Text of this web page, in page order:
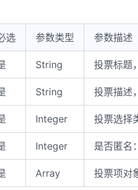
选 参数类型 参数描述
String 投票标题
String 投票描述
Integer 投票选择
Integer 是否匿名
Array 投票项对